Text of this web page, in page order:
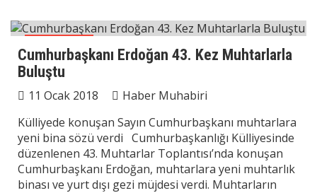
Manşetler
Cumhurbaşkanı Erdoğan 43. Kez Muhtarlarla
Buluştu
11 Ocak 2018
Haber Muhabiri
Külliyede konuşan Sayın Cumhurbaşkanı muhtarlara
yeni bina sözü verdi Cumhurbaşkanlığı Külliyesinde
düzenlenen 43. Muhtarlar Toplantısı’nda konuşan
Cumhurbaşkanı Erdoğan, muhtarlara yeni muhtarlık
binası ve yurt dışı gezi müjdesi verdi. Muhtarların